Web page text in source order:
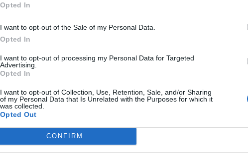
Opted In
I want to opt-out of the Sale of my Personal Data.
Opted In
I want to opt-out of processing my Personal Data for Targeted
Advertising.
Opted In
I want to opt-out of Collection, Use, Retention, Sale, and/or Sharing
of my Personal Data that Is Unrelated with the Purposes for which it
was collected.
Opted Out
CONFIRM
"Det är
att komma
Sveriges mest uppmärksammade konstnärer med ny
några dagars semester på Bjäre.
BÅSTAD
”Vi
BÅSTAD
BÅSTAD